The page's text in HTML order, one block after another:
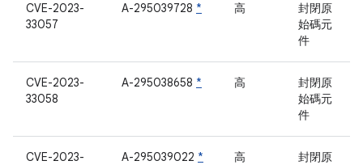
CVE-2023-
33057
A-295039728 * 高
封閉原
始碼元
件
CVE-2023-
33058
A-295038658 * 高
封閉原
始碼元
件
CVE-2023-
A-295039022 * 高
封閉原